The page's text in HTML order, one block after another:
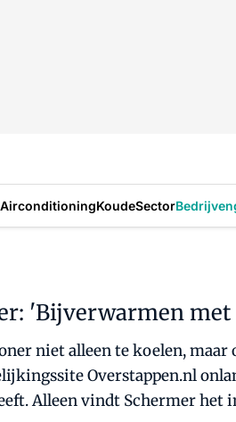
AirconditioningKoudeSector
'Bijverwarmen
niet alleen te koelen,
Overstappen.nl
Alleen vindt Schermer